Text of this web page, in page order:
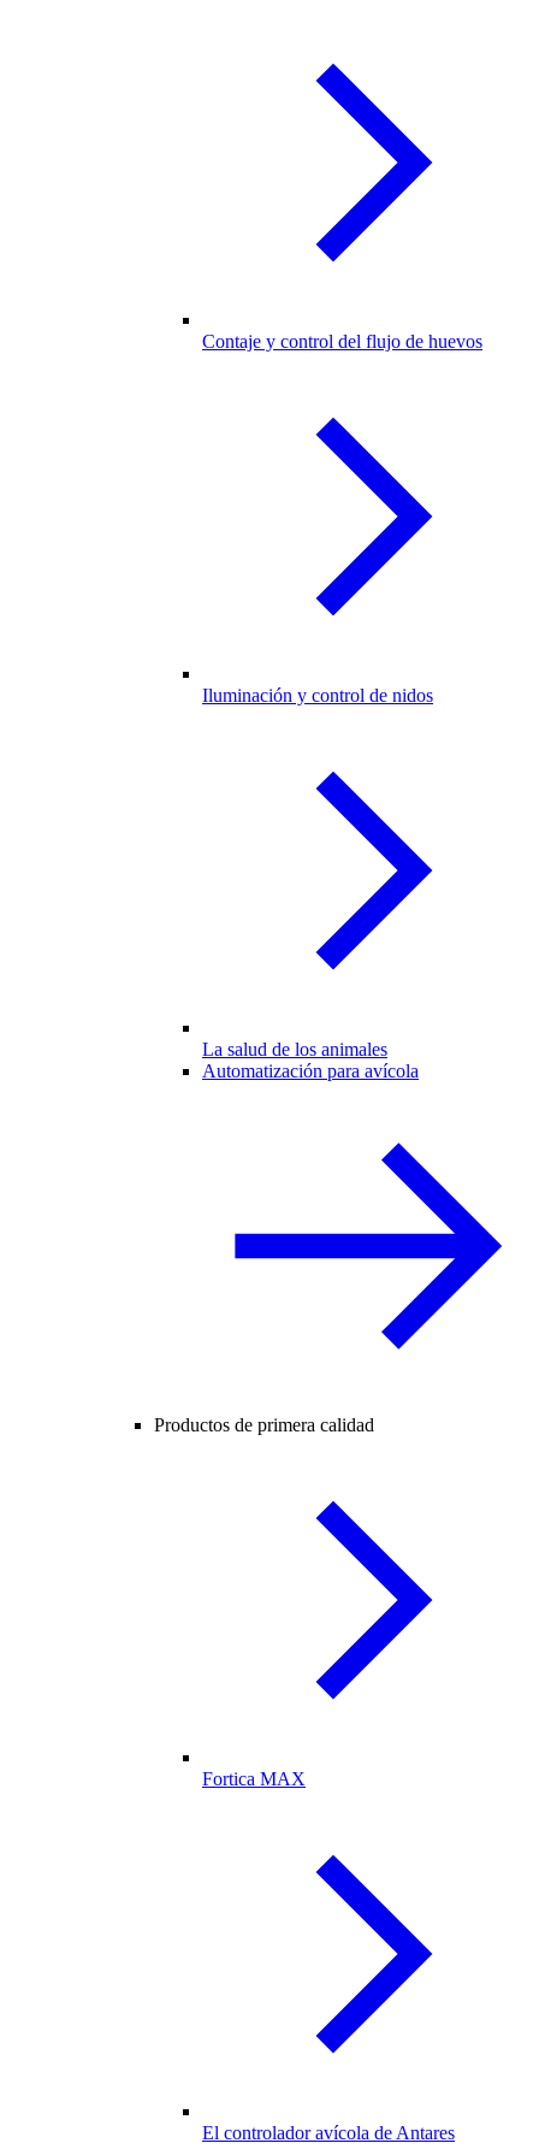
Contaje y control del flujo de huevos
Iluminación y control de nidos
La salud de los animales
Automatización para avícola
Productos de primera calidad
Fortica MAX
El controlador avícola de Antares